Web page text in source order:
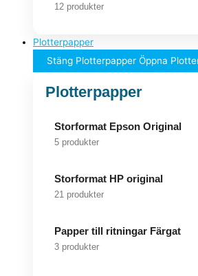
12 produkter
Plotterpapper
Stäng Plotterpapper Öppna
Plotterpapper
Storformat Epson Original
5 produkter
Storformat HP original
21 produkter
Papper till ritningar Färgat
3 produkter